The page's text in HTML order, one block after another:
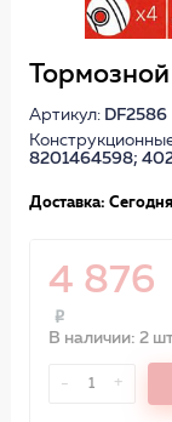
Артикул: DF2586
8201464598;
Доставка:
4 876
В наличии: 2
- 1 +